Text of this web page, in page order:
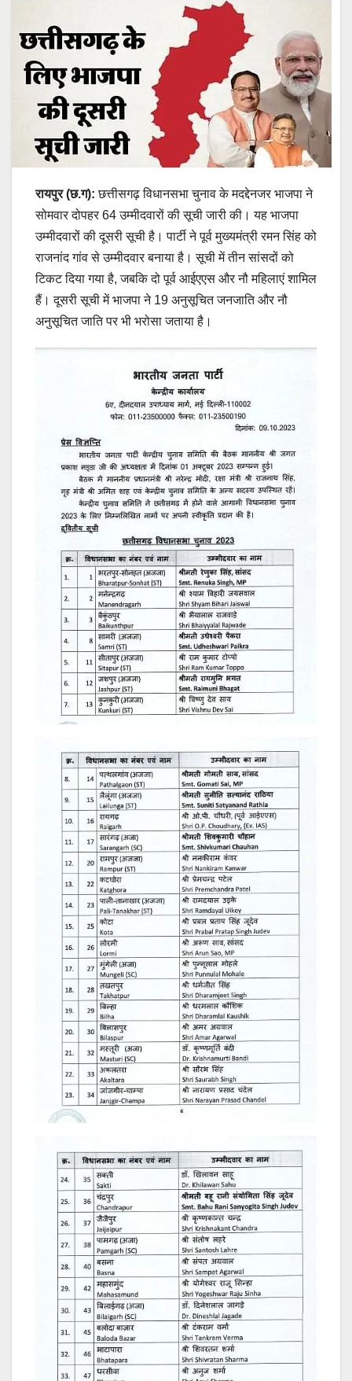
रायपुर (छ.ग):छत्तीसगढ़ विधानसभा चुनाव के मदद्देनजर भाजपा ने
सोमवार दोपहर 64 उम्मीदवारों की सूची जारी की। यह भाजपा
उम्मीदवारों की दूसरी सूची है। पार्टी ने पूर्व मुख्यमंत्री रमन सिंह को
राजनांद गांव से उम्मीदवार बनाया है। सूची में तीन सांसदों को
टिकट दिया गया है, जबकि दो पूर्व आईएएस और नौ महिलाएं शामिल
हैं। दूसरी सूची में भाजपा ने 19 अनुसूचित जनजाति और नौ
अनुसूचित जाति पर भी भरोसा जताया है।